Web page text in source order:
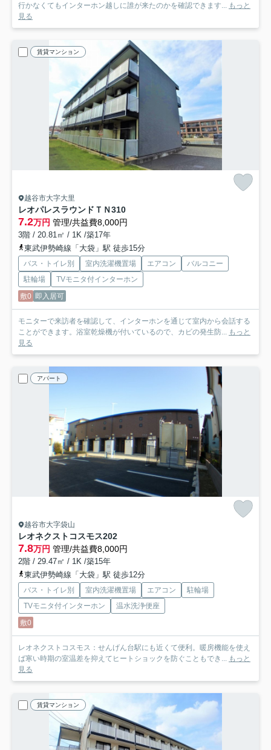
行かなくてもインターホン越しに誰が来たのかを確認できます... もっと
見る
賃貸マンション
越谷市大字大里
レオパレスラウンドＴＮ310
7.2万円 管理/共益費8,000円
3階 / 20.81㎡ / 1K /築17年
東武伊勢崎線「大袋」駅 徒歩15分
バス・トイレ別 室内洗濯機置場 エアコン
バルコニー
駐輪場
TVモニタ付インターホン
敷0 即入居可
モニターで来訪者を確認して、インターホンを通じて室内から会話する
ことができます。浴室乾燥機が付いているので、カビの発生防... もっと
見る
アパート
越谷市大字袋山
レオネクストコスモス202
7.8万円 管理/共益費8,000円
2階 / 29.47㎡ / 1K /築15年
東武伊勢崎線「大袋」駅 徒歩12分
バス・トイレ別 室内洗濯機置場 エアコン
駐輪場
TVモニタ付インターホン
温水洗浄便座
敷0
レオネクストコスモス：せんげん台駅にも近くて便利。暖房機能を使え
ば寒い時期の室温差を抑えてヒートショックを防ぐこともでき... もっと
見る
賃貸マンション